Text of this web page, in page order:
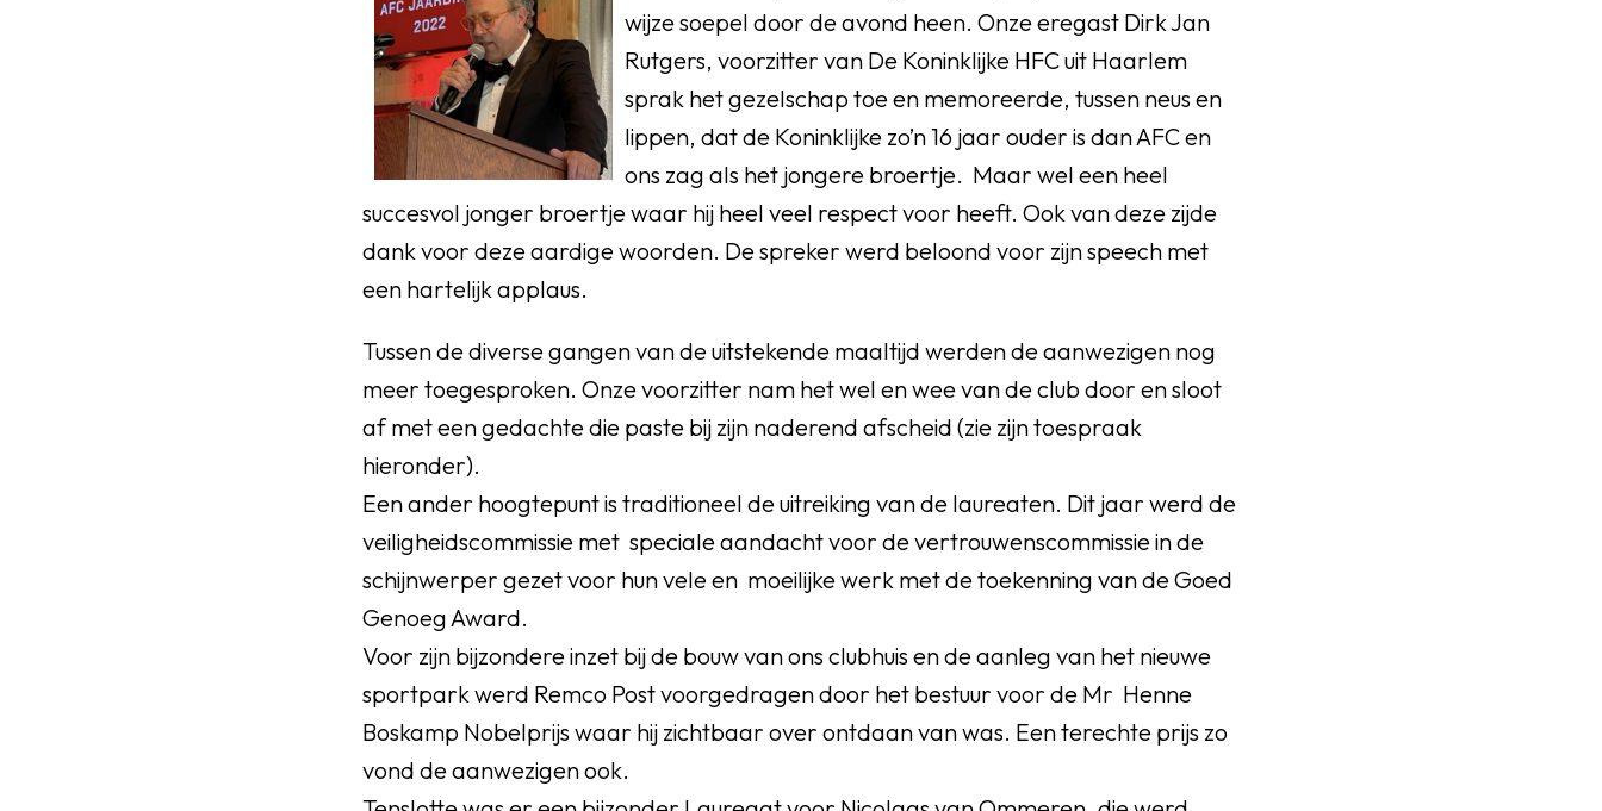
wijze soepel door de avond heen. Onze eregast Dirk Jan
Rutgers, voorzitter van De Koninklijke HFC uit Haarlem
sprak het gezelschap toe en memoreerde, tussen neus en
lippen, dat de Koninklijke zo’n 16 jaar ouder is dan AFC en
ons zag als het jongere broertje. Maar wel een heel
succesvol jonger broertje waar hij heel veel respect voor heeft. Ook van deze zijde
dank voor deze aardige woorden. De spreker werd beloond voor zijn speech met
een hartelijk applaus.
Tussen de diverse gangen van de uitstekende maaltijd werden de aanwezigen nog
meer toegesproken. Onze voorzitter nam het wel en wee van de club door en sloot
af met een gedachte die paste bij zijn naderend afscheid (zie zijn toespraak
hieronder).
Een ander hoogtepunt is traditioneel de uitreiking van de laureaten. Dit jaar werd de
veiligheidscommissie met speciale aandacht voor de vertrouwenscommissie in de
schijnwerper gezet voor hun vele en moeilijke werk met de toekenning van de Goed
Genoeg Award.
Voor zijn bijzondere inzet bij de bouw van ons clubhuis en de aanleg van het nieuwe
sportpark werd Remco Post voorgedragen door het bestuur voor de Mr Henne
Boskamp Nobelprijs waar hij zichtbaar over ontdaan van was. Een terechte prijs zo
vond de aanwezigen ook.